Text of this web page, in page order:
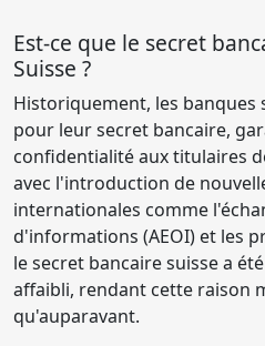
Est-ce que le secret
Suisse ?
Historiquement, les banques
pour leur secret bancaire,
confidentialité aux titulaires
avec l'introduction de
internationales comme
d'informations (AEOI) et les
le secret bancaire suisse a
affaibli, rendant cette raison
qu'auparavant.